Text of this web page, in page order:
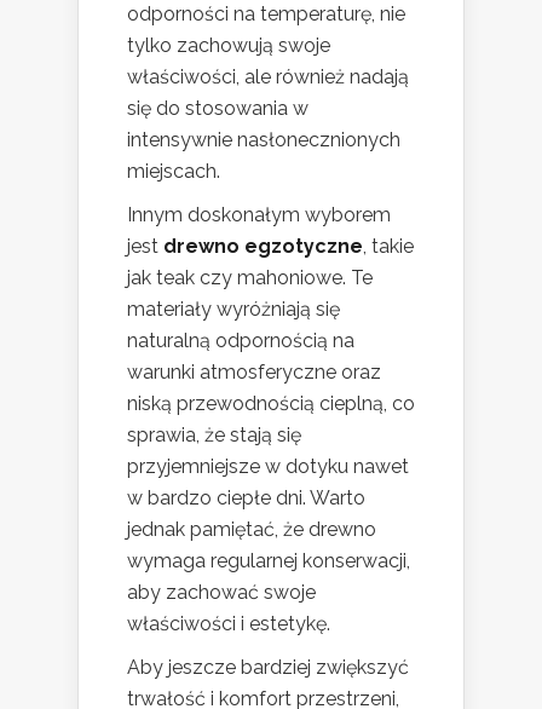
odporności na temperaturę, nie
tylko zachowują swoje
właściwości, ale również nadają
się do stosowania w
intensywnie nasłonecznionych
miejscach.
Innym doskonałym wyborem
jest drewno egzotyczne, takie
jak teak czy mahoniowe. Te
materiały wyróżniają się
naturalną odpornością na
warunki atmosferyczne oraz
niską przewodnością cieplną, co
sprawia, że stają się
przyjemniejsze w dotyku nawet
w bardzo ciepłe dni. Warto
jednak pamiętać, że drewno
wymaga regularnej konserwacji,
aby zachować swoje
właściwości i estetykę.
Aby jeszcze bardziej zwiększyć
trwałość i komfort przestrzeni,